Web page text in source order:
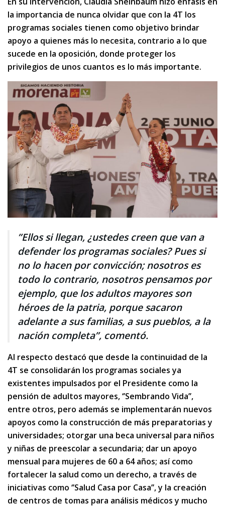
la importancia de nunca olvidar que con la 4T los
programas sociales tienen como objetivo brindar
apoyo a quienes más lo necesita, contrario a lo que
sucede en la oposición, donde proteger los
privilegios de unos cuantos es lo más importante.
”Ellos si llegan, ¿ustedes creen que van a
defender los programas sociales? Pues si
no lo hacen por convicción; nosotros es
todo lo contrario, nosotros pensamos por
ejemplo, que los adultos mayores son
héroes de la patria, porque sacaron
adelante a sus familias, a sus pueblos, a la
nación completa”, comentó.
Al respecto destacó que desde la continuidad de la
4T se consolidarán los programas sociales ya
existentes impulsados por el Presidente como la
pensión de adultos mayores, ‘’Sembrando Vida’’,
entre otros, pero además se implementarán nuevos
apoyos como la construcción de más preparatorias y
universidades; otorgar una beca universal para niños
y niñas de preescolar a secundaria; dar un apoyo
mensual para mujeres de 60 a 64 años; así como
fortalecer la salud como un derecho, a través de
iniciativas como ‘’Salud Casa por Casa’’, y la creación
de centros de tomas para análisis médicos y mucho